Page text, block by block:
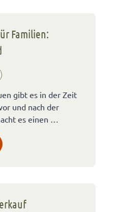
Familien:
gibt es in der Zeit
und nach der
es einen …